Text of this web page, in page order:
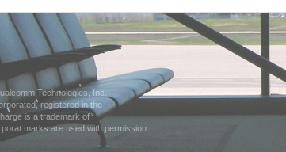
Technologies, Inc.
registered in the
is a trademark of
marks are used with permission.